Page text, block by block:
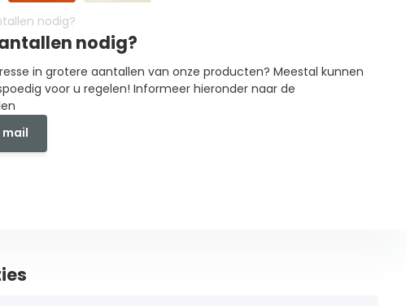
nodig?
in grotere aantallen van onze producten? Meestal kunnen
voor u regelen! Informeer hieronder naar de
mail